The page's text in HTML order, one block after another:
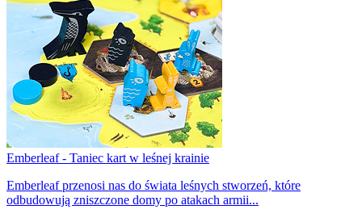
Emberleaf - Taniec kart w leśnej krainie
Emberleaf przenosi nas do świata leśnych stworzeń, które
odbudowują zniszczone domy po atakach armii...